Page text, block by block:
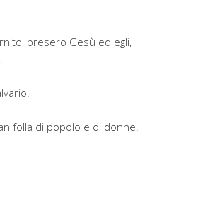
presero Gesù ed egli,
folla di popolo e di donne.